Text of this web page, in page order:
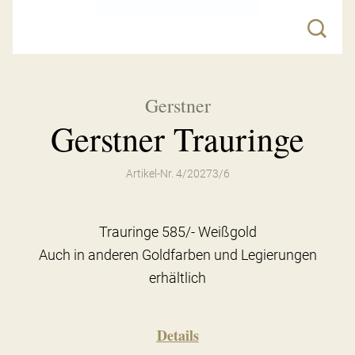
Gerstner
Gerstner Trauringe
Artikel-Nr. 4/20273/6
Trauringe 585/- Weißgold
Auch in anderen Goldfarben und Legierungen
erhältlich
Details